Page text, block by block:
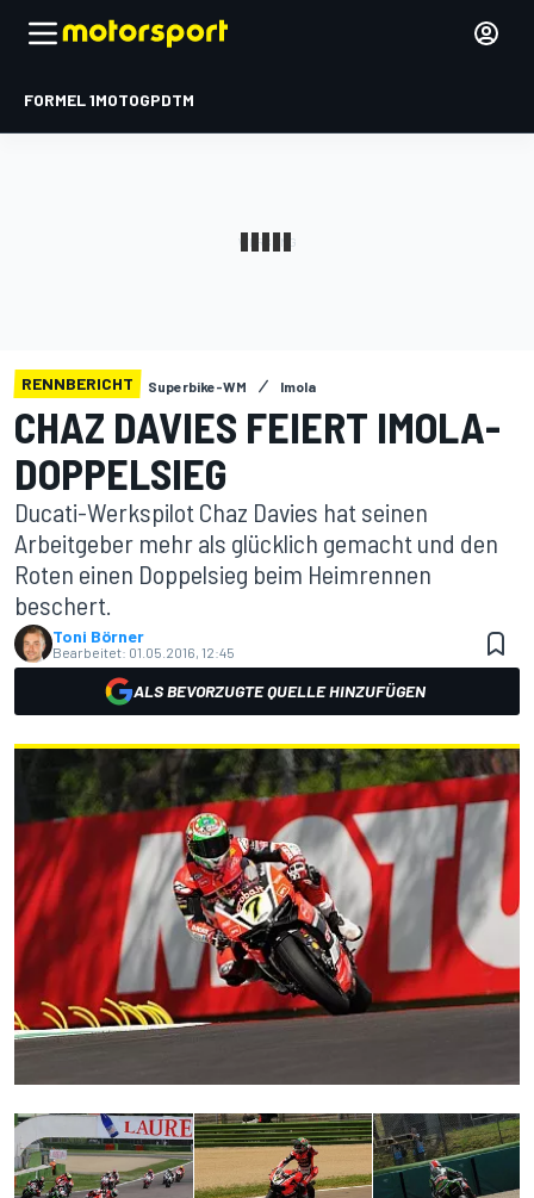
FORMEL 1MOTOGPDTM
RENNBERICHT Superbike-WM Imola
CHAZ DAVIES FEIERT IMOLA-
DOPPELSIEG
Ducati-Werkspilot Chaz Davies hat seinen
Arbeitgeber mehr als glücklich gemacht und den
Roten einen Doppelsieg beim Heimrennen
beschert.
Toni Börner
Bearbeitet: 01.05.2016, 12:45
ALS BEVORZUGTE QUELLE HINZUFÜGEN